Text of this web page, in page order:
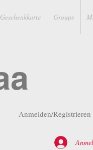
Geschenkkarte Groups
Anmelden/Registrieren